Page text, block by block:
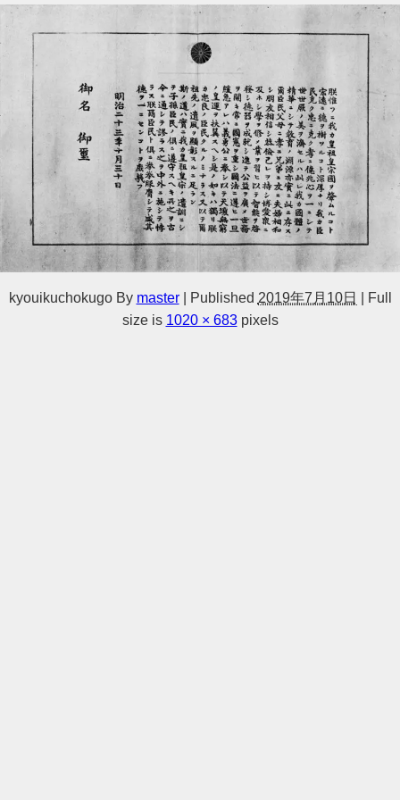
kyouikuchokugo By master Published 2019年7月10日
Full
size is 1020 × 683pixels